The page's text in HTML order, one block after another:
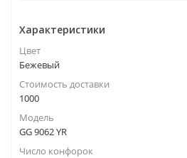
Характеристики
Цвет
Бежевый
Стоимость доставки
1000
Модель
GG 9062 YR
Число конфорок